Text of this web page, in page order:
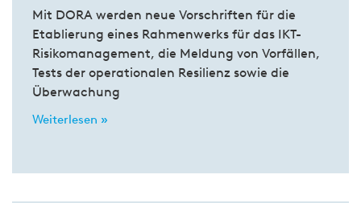
Mit DORA werden neue Vorschriften für die
Etablierung eines Rahmenwerks für das IKT-
Risikomanagement, die Meldung von Vorfällen,
Tests der operationalen Resilienz sowie die
Überwachung
Weiterlesen »